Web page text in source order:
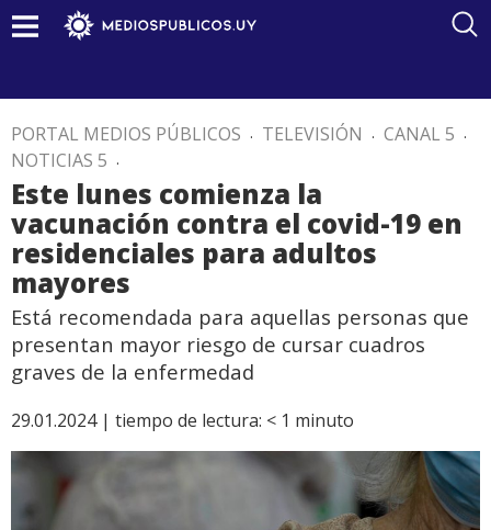
PORTAL MEDIOS PÚBLICOS . TELEVISIÓN . CANAL 5 .
NOTICIAS 5 .
Este lunes comienza la
vacunación contra el covid-19 en
residenciales para adultos
mayores
Está recomendada para aquellas personas que
presentan mayor riesgo de cursar cuadros
graves de la enfermedad
29.01.2024 | tiempo de lectura: < 1 minuto